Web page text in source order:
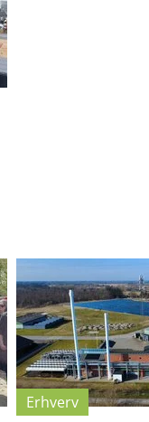
Erhverv